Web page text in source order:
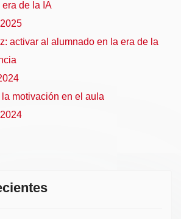
de la IA
activar al alumnado en la era de la
motivación en el aula